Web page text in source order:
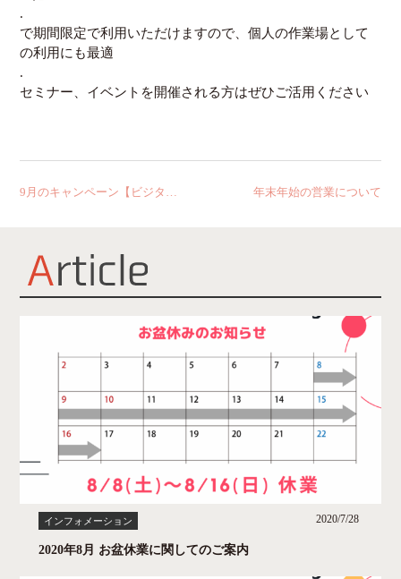
.
で期間限定で利用いただけますので、個人の作業場として
の利用にも最適
.
セミナー、イベントを開催される方はぜひご活用ください
9月のキャンペーン【ビジター料金がお得に!】 年末年始の営業について
インフォメーション 2020/7/28
2020年8月 お盆休業に関してのご案内